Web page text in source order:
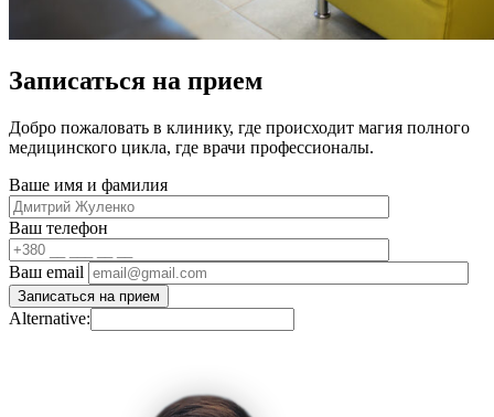
Записаться на прием
Добро пожаловать в клинику, где происходит магия полного
медицинского цикла, где врачи профессионалы.
Ваше имя и фамилия
Ваш телефон
Ваш email
Alternative: